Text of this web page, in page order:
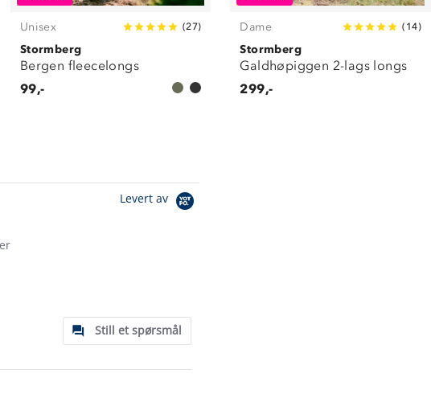
Unisex (27)
Stormberg
Bergen fleecelongs
99,-
Dame ( 14)
Stormberg
Galdhøpiggen 2-lags longs
299,-
Levert av
Still et spørsmål